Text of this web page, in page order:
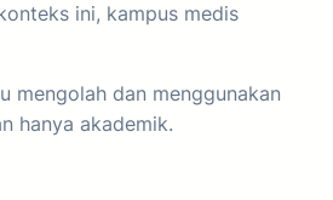
ini, kampus medis
mengolah dan menggunakan
hanya akademik.